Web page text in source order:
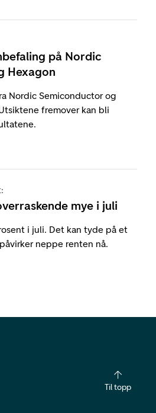
på Nordic
Hexagon
Nordic Semiconductor og
fremover kan bli
mye i juli
i juli. Det kan tyde på et
neppe renten nå.
Til topp